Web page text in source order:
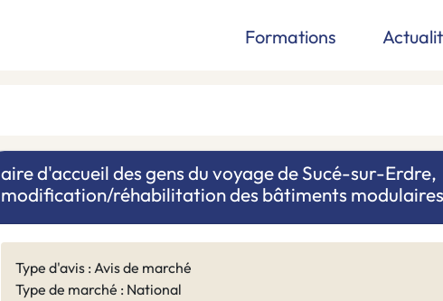
Formations
aire d'accueil des gens du voyage de Sucé-sur-Erdre,
modification/réhabilitation des bâtiments
Type d'avis : Avis de marché
Type de marché : National